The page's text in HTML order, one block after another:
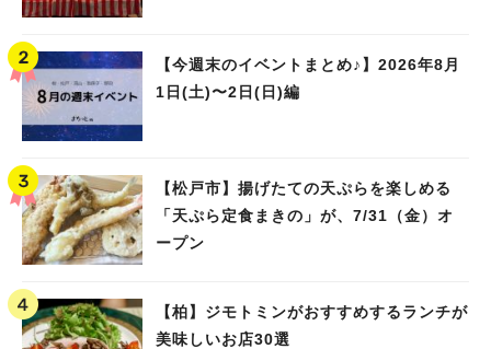
【今週末のイベントまとめ♪】2026年8月
1日(土)〜2日(日)編
【松戸市】揚げたての天ぷらを楽しめる
「天ぷら定食まきの」が、7/31（金）オ
ープン
【柏】ジモトミンがおすすめするランチが
美味しいお店30選